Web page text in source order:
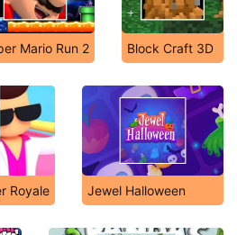
Mario Run 2 Block Craft 3D
Royale Jewel Halloween